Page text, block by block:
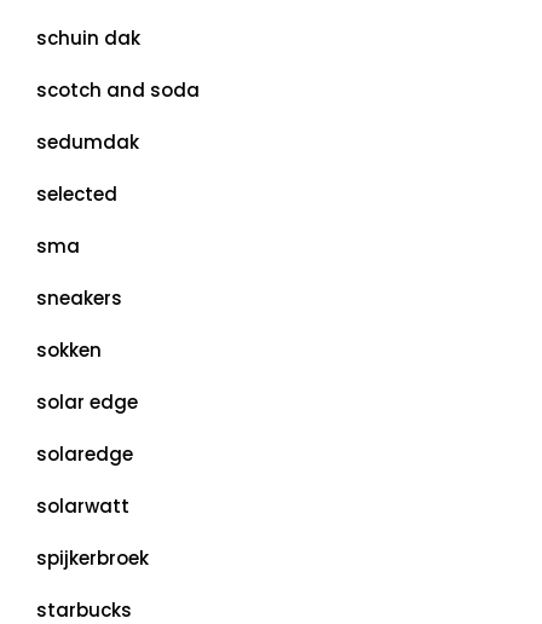
schuin dak
scotch and soda
sedumdak
selected
sma
sneakers
sokken
solar edge
solaredge
solarwatt
spijkerbroek
starbucks